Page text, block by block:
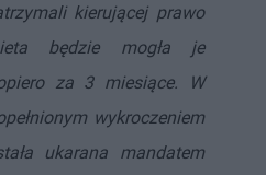
kierującej prawo
będzie mogła je
za 3 miesiące. W
wykroczeniem
ukarana mandatem